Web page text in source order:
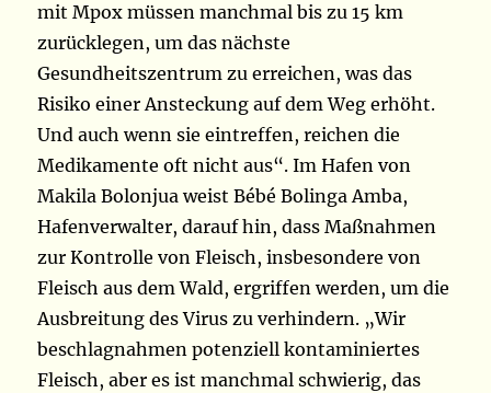
mit Mpox müssen manchmal bis zu 15 km
zurücklegen, um das nächste
Gesundheitszentrum zu erreichen, was das
Risiko einer Ansteckung auf dem Weg erhöht.
Und auch wenn sie eintreffen, reichen die
Medikamente oft nicht aus“. Im Hafen von
Makila Bolonjua weist Bébé Bolinga Amba,
Hafenverwalter, darauf hin, dass Maßnahmen
zur Kontrolle von Fleisch, insbesondere von
Fleisch aus dem Wald, ergriffen werden, um die
Ausbreitung des Virus zu verhindern. „Wir
beschlagnahmen potenziell kontaminiertes
Fleisch, aber es ist manchmal schwierig, das